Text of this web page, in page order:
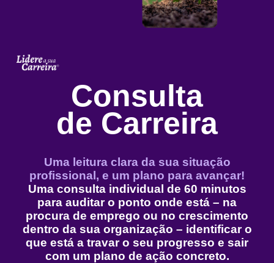
Consulta
de Carreira
Uma leitura clara da sua situação
profissional, e um plano para avançar!
Uma consulta individual de 60 minutos
para auditar o ponto onde está – na
procura de emprego ou no crescimento
dentro da sua organização – identificar o
que está a travar o seu progresso e sair
com um plano de ação concreto.